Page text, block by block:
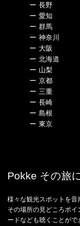
ー 長野
ー 愛知
ー 群馬
ー 神奈川
ー 大阪
ー 北海道
ー 山梨
ー 京都
ー 三重
ー 長崎
ー 島根
ー 東京
Pokke その旅
様々な観光スポットを音
その場所の見どころポ
ードなども聴くことが